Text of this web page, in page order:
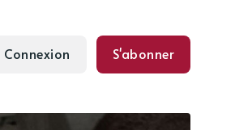
Connexion S'abonner